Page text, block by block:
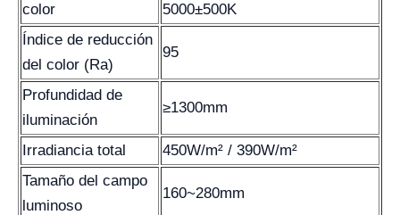
color
5000±500K
Índice de reducción
del color (Ra)
95
Profundidad de
iluminación
≥1300mm
Irradiancia total
450W/m² / 390W/m²
Tamaño del campo
luminoso
160~280mm